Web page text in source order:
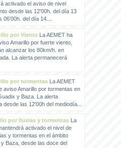
activado el aviso de nivel
desde las 12'00h. del día 13
del día 14....
por VientoLa AEMET ha
Amarillo por fuerte viento,
alcanzar los 80km/h. en
La alerta permanecerá
por tormentasLa AEMET
aviso Amarillo por tormentas en
y Baza. La alerta
las 12'00h del mediodía...
por lluvias y tormentasLa
activado el nivel de
y tormentas en el ámbito
Baza, desde las doce del